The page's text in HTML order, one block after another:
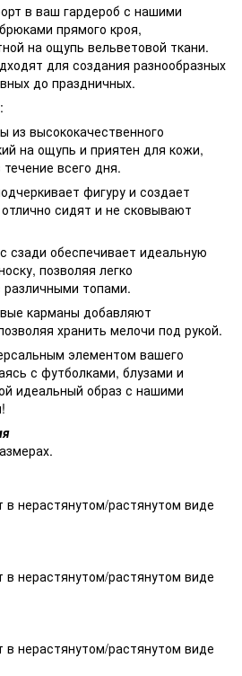
в ваш гардероб с нашими
прямого кроя,
на ощупь вельветовой ткани.
для создания разнообразных
до праздничных.
из высококачественного
на ощупь и приятен для кожи,
всего дня.
фигуру и создает
сидят и не сковывают
сзади обеспечивает идеальную
позволяя легко
топами.
карманы добавляют
хранить мелочи под рукой.
элементом вашего
с футболками, блузами и
идеальный образ с нашими
в нерастянутом/растянутом виде
в нерастянутом/растянутом виде
в нерастянутом/растянутом виде